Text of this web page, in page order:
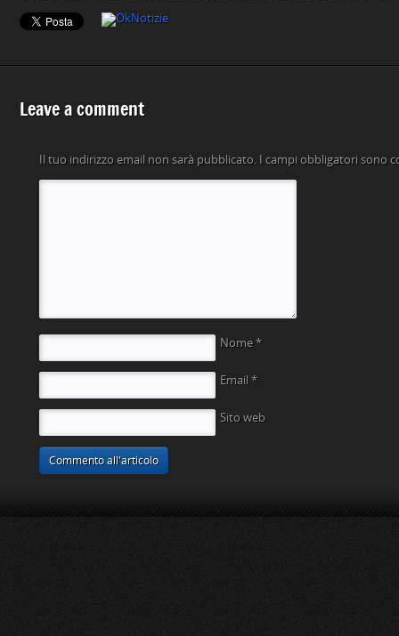
Leave a comment
Il tuo indirizzo email non sarà pubblicato. I campi obbligatori sono
Nome *
Email *
Sito web